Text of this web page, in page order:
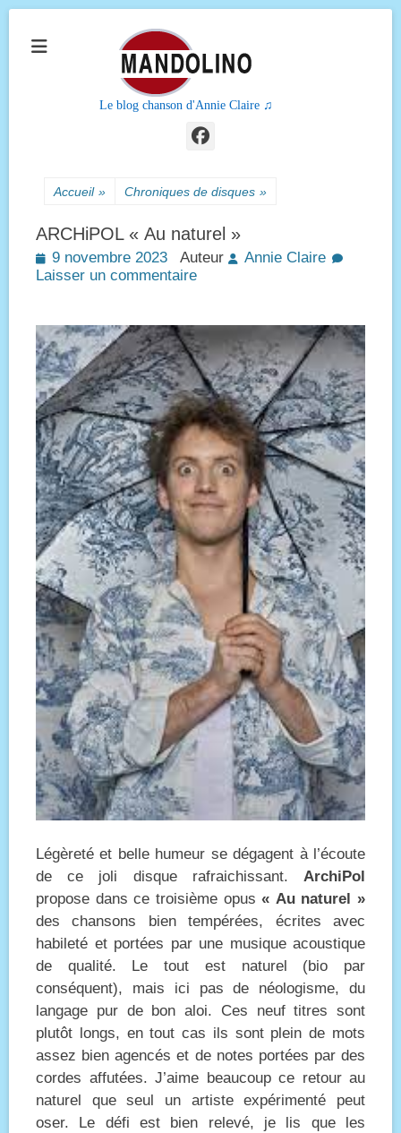
Le blog chanson d'Annie Claire ♫
Facebook
Accueil » Chroniques de disques »
ARCHiPOL « Au naturel »
Posted
on
9 novembre 2023 Auteur
Annie Claire
Laisser un commentaire
Légèreté et belle humeur se dégagent à l’écoute
de ce joli disque rafraichissant. ArchiPol
propose dans ce troisième opus« Au naturel »
des chansons bien tempérées, écrites avec
habileté et portées par une musique acoustique
de qualité. Le tout est naturel (bio par
conséquent), mais ici pas de néologisme, du
langage pur de bon aloi. Ces neuf titres sont
plutôt longs, en tout cas ils sont plein de mots
assez bien agencés et de notes portées par des
cordes affutées. J’aime beaucoup ce retour au
naturel que seul un artiste expérimenté peut
oser. Le défi est bien relevé, je lis que les